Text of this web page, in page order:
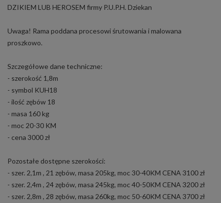
DZIKIEM LUB HEROSEM firmy P.U.P.H. Dziekan
Uwaga! Rama poddana procesowi śrutowania i malowana
proszkowo.
Szczegółowe dane techniczne:
- szerokość 1,8m
- symbol KUH18
- ilość zębów 18
- masa 160 kg
- moc 20-30 KM
- cena 3000 zł
Pozostałe dostępne szerokości:
- szer. 2,1m , 21 zębów, masa 205kg, moc 30-40KM CENA 3100 zł
- szer. 2,4m , 24 zębów, masa 245kg, moc 40-50KM CENA 3200 zł
- szer. 2,8m , 28 zębów, masa 260kg, moc 50-60KM CENA 3700 zł